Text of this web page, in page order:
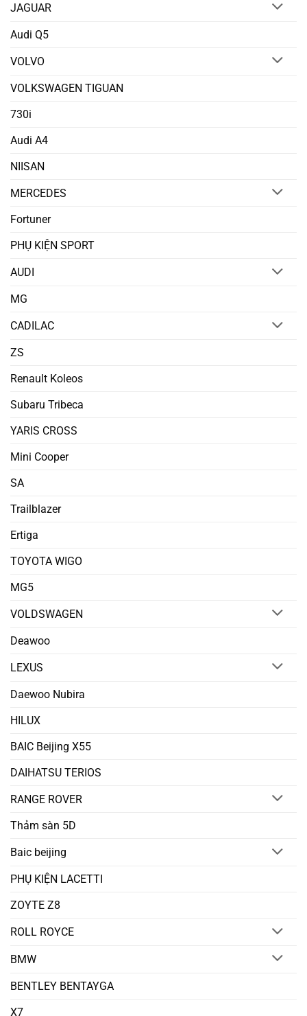
JAGUAR
Audi Q5
VOLVO
VOLKSWAGEN TIGUAN
730i
Audi A4
NIISAN
MERCEDES
Fortuner
PHỤ KIỆN SPORT
AUDI
MG
CADILAC
ZS
Renault Koleos
Subaru Tribeca
YARIS CROSS
Mini Cooper
SA
Trailblazer
Ertiga
TOYOTA WIGO
MG5
VOLDSWAGEN
Deawoo
LEXUS
Daewoo Nubira
HILUX
BAIC Beijing X55
DAIHATSU TERIOS
RANGE ROVER
Thảm sàn 5D
Baic beijing
PHỤ KIỆN LACETTI
ZOYTE Z8
ROLL ROYCE
BMW
BENTLEY BENTAYGA
X7